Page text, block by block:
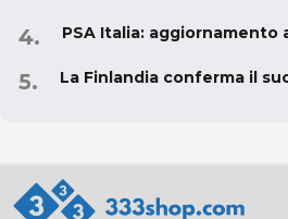
PSA Italia: aggiornamento
La Finlandia conferma il